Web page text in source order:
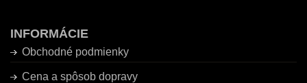
INFORMÁCIE
Obchodné podmienky
Cena a spôsob dopravy